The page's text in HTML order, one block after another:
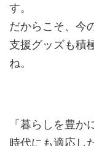
す。
だからこそ、今
支援グッズも積
ね。
「暮らしを豊
時代にも適応し